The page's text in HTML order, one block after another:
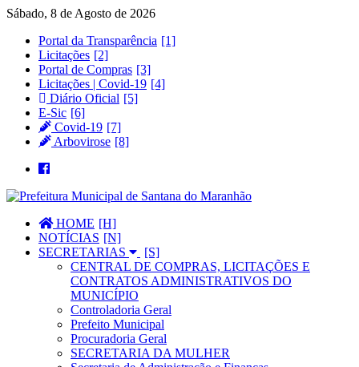
Sábado, 8 de Agosto de 2026
Portal da Transparência
Licitações
Portal de Compras
Licitações | Covid-19
Diário Oficial
E-Sic
Covid-19
Arbovirose
HOME
NOTÍCIAS
SECRETARIAS
CENTRAL DE COMPRAS, LICITAÇÕES E
CONTRATOS ADMINISTRATIVOS DO
MUNICÍPIO
Controladoria Geral
Prefeito Municipal
Procuradoria Geral
SECRETARIA DA MULHER